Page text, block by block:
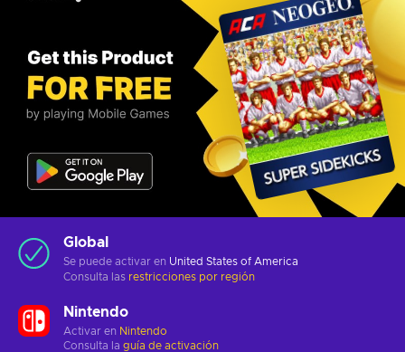
Global
Se puede activar en United States of America
Consulta las restricciones por región
Nintendo
Activar en Nintendo
Consulta la guía de activación